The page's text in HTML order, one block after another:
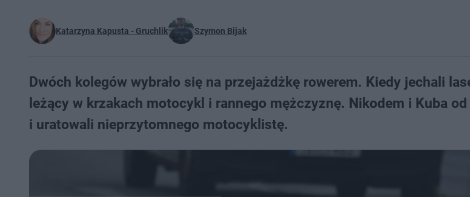
Katarzyna Kapusta - Gruchlik Szymon Bijak
Dwóch kolegów wybrało się na przejażdżkę rowerem. Kiedy jechali
leżący w krzakach motocykl i rannego mężczyznę. Nikodem i Kuba
i uratowali nieprzytomnego motocyklistę.